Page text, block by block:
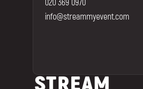
info@streammyevent.com